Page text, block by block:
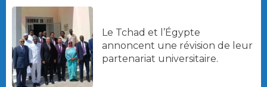
Le Tchad et l’Égypte
annoncent une révision de leur
partenariat universitaire.